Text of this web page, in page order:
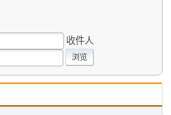
收件人